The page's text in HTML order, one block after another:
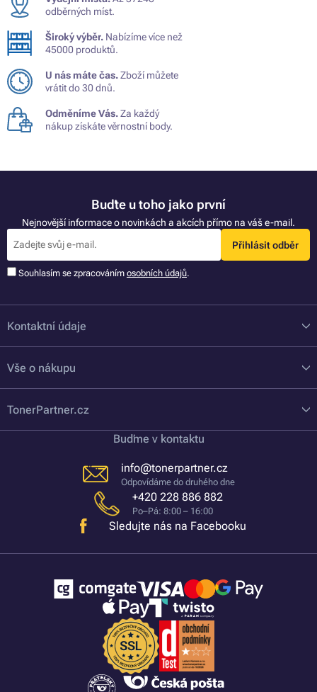
odběrných míst.
Široký výběr. Nabízíme více než
45000 produktů.
U nás máte čas.Zboží můžete
vrátit do 30 dnů.
Odměníme Vás.Za každý
nákup získáte věrnostní body.
Buďte u toho jako první
Nejnovější informace o novinkách a akcích přímo na váš e-mail.
Přihlásit odběr
Souhlasím se zpracováním osobních údajů.
Kontaktní údaje
Vše o nákupu
TonerPartner.cz
Buďme v kontaktu
info@tonerpartner.cz
Odpovídáme do druhého dne
+420 228 886 882
Po–Pá: 8:00 – 16:00
Sledujte nás na Facebooku